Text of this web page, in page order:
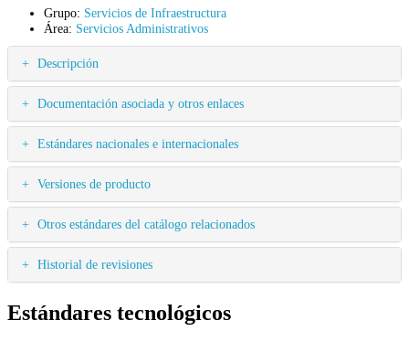
Grupo: Servicios de Infraestructura
Área: Servicios Administrativos
Descripción
Documentación asociada y otros enlaces
Estándares nacionales e internacionales
Versiones de producto
Otros estándares del catálogo relacionados
Historial de revisiones
Estándares tecnológicos